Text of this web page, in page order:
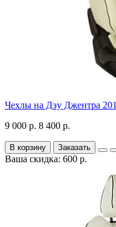
Чехлы на Дэу Джентра
9 000 р. 8 400 р.
В корзину Заказать
Ваша скидка: 600 р.